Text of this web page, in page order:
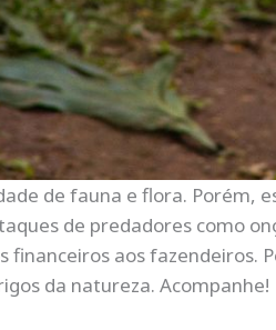
de fauna e flora.
de predadores como
aos fazendeiros.
da natureza. Acompanhe!